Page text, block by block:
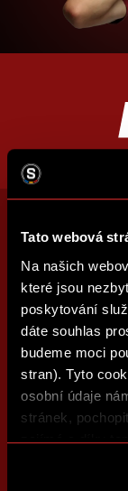
Tato webová
Na našich
které jsou
poskytování
dáte souhlas
budeme moci
stran). Tyto
osobní údaje
stránek,
zajímá a díky
reklamu na